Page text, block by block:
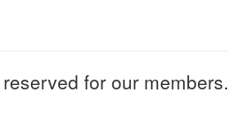
for our members.